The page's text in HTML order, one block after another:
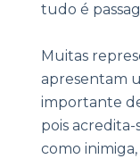
tudo é
Muitas
apresentam
importante
pois
como